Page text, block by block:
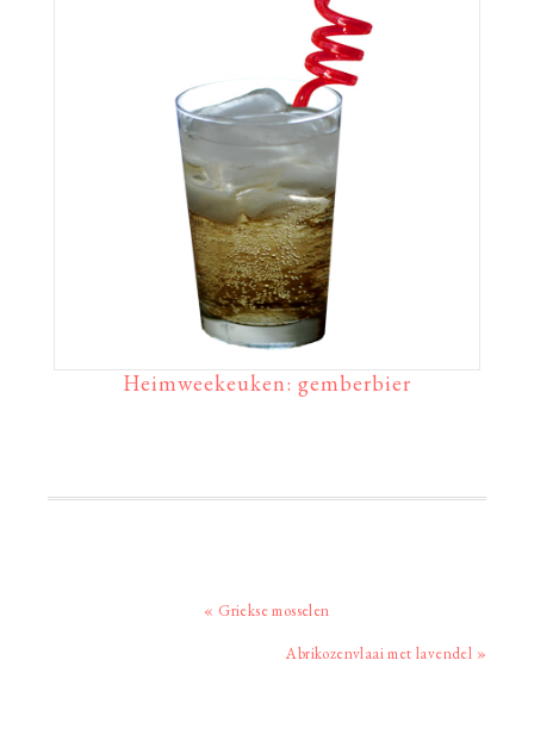
Heimweekeuken: gemberbier
Vorig
« Griekse mosselen
Volgend
Abrikozenvlaai met lavendel »